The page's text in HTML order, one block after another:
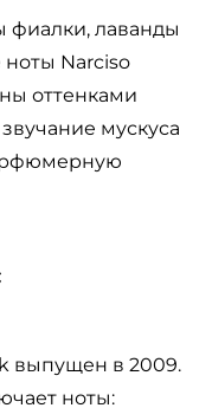
лаванды
Narciso
оттенками
мускуса
выпущен в 2009.
ноты: